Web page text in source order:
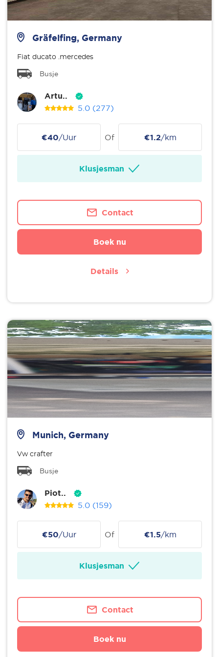
Gräfelfing, Germany
Fiat ducato .mercedes
Busje
Artu..
5.0 (277)
€40/Uur Of €1.2/km
Klusjesman
Contact
Boek nu
Details
Munich, Germany
Vw crafter
Busje
Piot..
5.0 (159)
€50/Uur Of €1.5/km
Klusjesman
Contact
Boek nu